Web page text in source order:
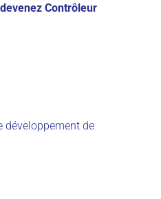
Contrôleur
développement de